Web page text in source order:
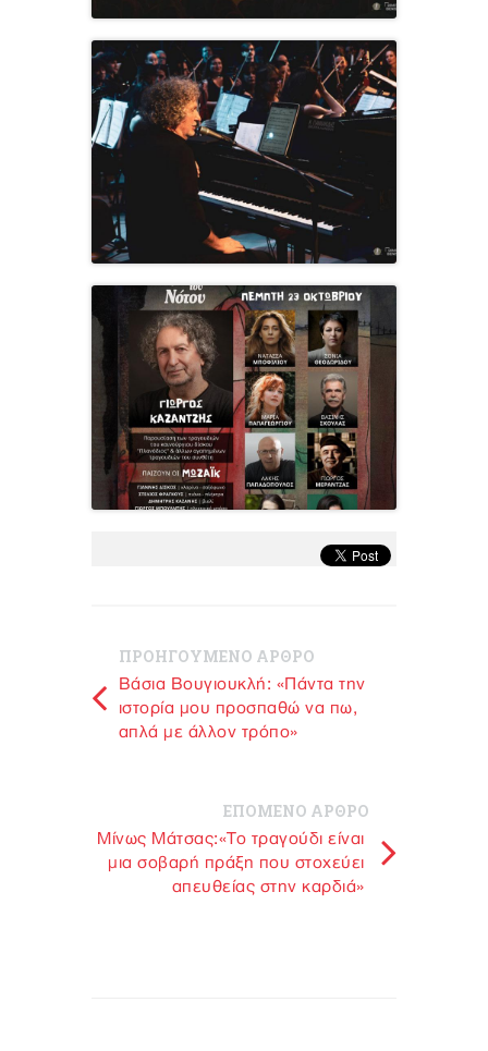
ΠΡΟΗΓΟΥΜΕΝΟ ΑΡΘΡΟ
Βάσια Βουγιουκλή: «Πάντα την
ιστορία μου προσπαθώ να πω,
απλά με άλλον τρόπο»
ΕΠΟΜΕΝΟ ΑΡΘΡΟ
Mίνως Μάτσας:«Το τραγούδι είναι
μια σοβαρή πράξη που στοχεύει
απευθείας στην καρδιά»